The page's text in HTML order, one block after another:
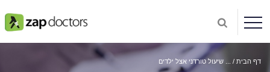
דף הבית שיעול טורדני אצל ילדים